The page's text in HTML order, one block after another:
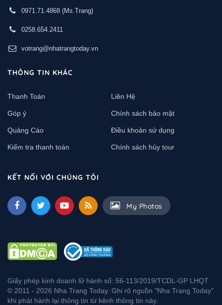
0971.71.4868 (Ms.Trang)
0258.654.2411
votrang@nhatrangtoday.vn
THÔNG TIN KHÁC
Thanh Toán Liên Hệ
Góp ý Chính sách bảo mật
Quảng Cáo Điều khoản sử dụng
Kiểm tra thanh toán Chính sách hủy tour
KẾT NỐI VỚI CHÚNG TÔI
My Photos
Giấy phép kinh doanh lữ hành số: 56-113/2019/TCDL-GP LHQT
© 2011 - 2026 Nha Trang Today. Ghi rõ nguồn "Nha Trang Today"
khi phát hành lại thông tin từ kênh thông tin này.